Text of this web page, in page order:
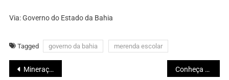
Via: Governo do Estado da Bahia
Tagged governo da bahia merenda escolar
Navegação
Mineração do Brasil: essencial, responsável e segura. Conheça a história musical do cantor Moraes Moreira